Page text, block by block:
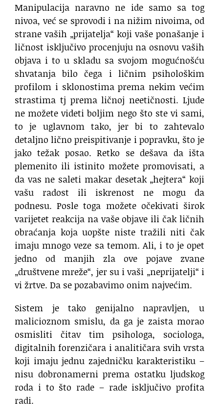
Manipulacija naravno ne ide samo sa tog
nivoa, već se sprovodi i na nižim nivoima, od
strane vaših „prijatelja“ koji vaše ponašanje i
ličnost isključivo procenjuju na osnovu vaših
objava i to u skladu sa svojom mogućnošću
shvatanja bilo čega i ličnim psihološkim
profilom i sklonostima prema nekim većim
strastima tj prema ličnoj neetičnosti. Ljude
ne možete videti boljim nego što ste vi sami,
to je uglavnom tako, jer bi to zahtevalo
detaljno lično preispitivanje i popravku, što je
jako težak posao. Retko se dešava da išta
plemenito ili istinito možete promovisati, a
da vas ne saleti makar desetak „hejtera“ koji
vašu radost ili iskrenost ne mogu da
podnesu. Posle toga možete očekivati širok
varijetet reakcija na vaše objave ili čak ličnih
obraćanja koja uopšte niste tražili niti čak
imaju mnogo veze sa temom. Ali, i to je opet
jedno od manjih zla ove pojave zvane
„društvene mreže“, jer su i vaši „neprijatelji“ i
vi žrtve. Da se pozabavimo onim najvećim.
Sistem je tako genijalno napravljen, u
malicioznom smislu, da ga je zaista morao
osmisliti čitav tim psihologa, sociologa,
digitalnih forenzičara i analitičara svih vrsta
koji imaju jednu zajedničku karakteristiku –
nisu dobronamerni prema ostatku ljudskog
roda i to što rade – rade isključivo profita
radi.